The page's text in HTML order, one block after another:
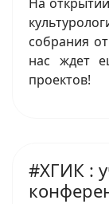
собрания
нас ждет
проектов!
#ХГИК :